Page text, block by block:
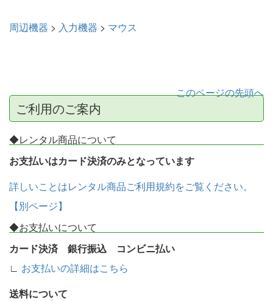
周辺機器 > 入力機器 > マウス
このページの先頭へ
ご利用のご案内
◆レンタル商品について
お支払いはカード決済のみとなっています
詳しいことはレンタル商品ご利用規約をご覧ください。
【別ページ】
◆お支払いについて
カード決済 銀行振込 コンビニ払い
∟ お支払いの詳細はこちら
送料について